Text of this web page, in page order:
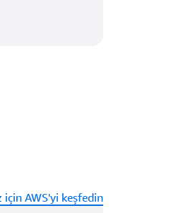
için AWS'yi keşfedin